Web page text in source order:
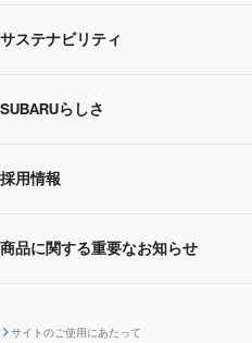
SUBARU 2025方針
事業所・関係会社
ニュースリリース
株主・投資家の皆様へトップ
企業・経営
IRライブラリー
株主・投資家サポート
IRカレンダー
サステナビリティ
サステナビリティトップ
CEOサステナビリティ
環境
ガバナンス
SUBARUらしさ
SUBARUらしさトップ
SUBARUびと
SUBARUデザイン
採用情報
採用情報トップ
商品に関する重要なお知らせ
サイトのご使用にあたって